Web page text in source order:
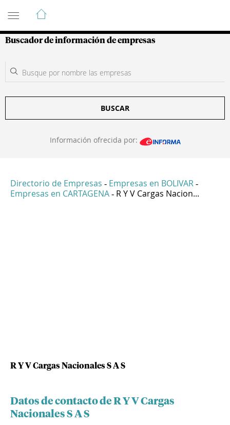
Guía de Empresas Colombianas
Buscador de información de empresas
BUSCAR
Información ofrecida por:
Directorio de Empresas - Empresas en BOLIVAR -
Empresas en CARTAGENA - R Y V Cargas Nacion...
R Y V Cargas Nacionales S A S
Datos de contacto de R Y V Cargas
Nacionales S A S